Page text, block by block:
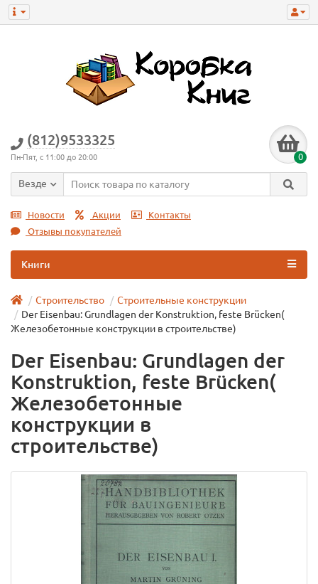
(812)9533325
Пн-Пят, с 11:00 до 20:00 0
Везде
Новости Акции
Контакты
Отзывы покупателей
Книги
Строительство
Строительные конструкции
Der Eisenbau: Grundlagen der Konstruktion, feste Brücken(
Железобетонные конструкции в строительстве)
Der Eisenbau: Grundlagen der
Konstruktion, feste Brücken(
Железобетонные
конструкции в
строительстве)